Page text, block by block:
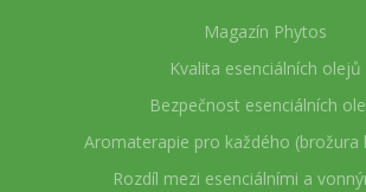
Magazín Phytos
Kvalita esenciálních olejů
Bezpečnost esenciálních
Aromaterapie pro každého (brožura
Rozdíl mezi esenciálními a